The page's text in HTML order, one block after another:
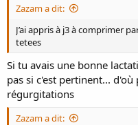
Zazam a dit:
J’ai appris à j3 à comprimer
tetees
Si tu avais une bonne
pas si c'est pertinent...
régurgitations
Zazam a dit: